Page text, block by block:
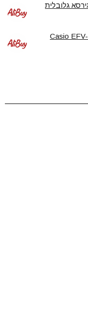
שעון יד אנלוגי לגבר Casio EFV-